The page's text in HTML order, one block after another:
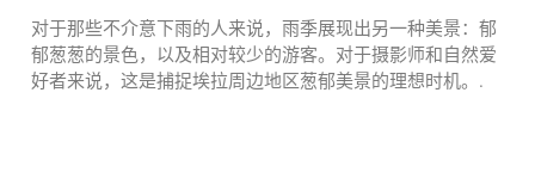
对于那些不介意下雨的人来说，雨季展现出另一种美景：郁
郁葱葱的景色，以及相对较少的游客。对于摄影师和自然爱
好者来说，这是捕捉埃拉周边地区葱郁美景的理想时机。.